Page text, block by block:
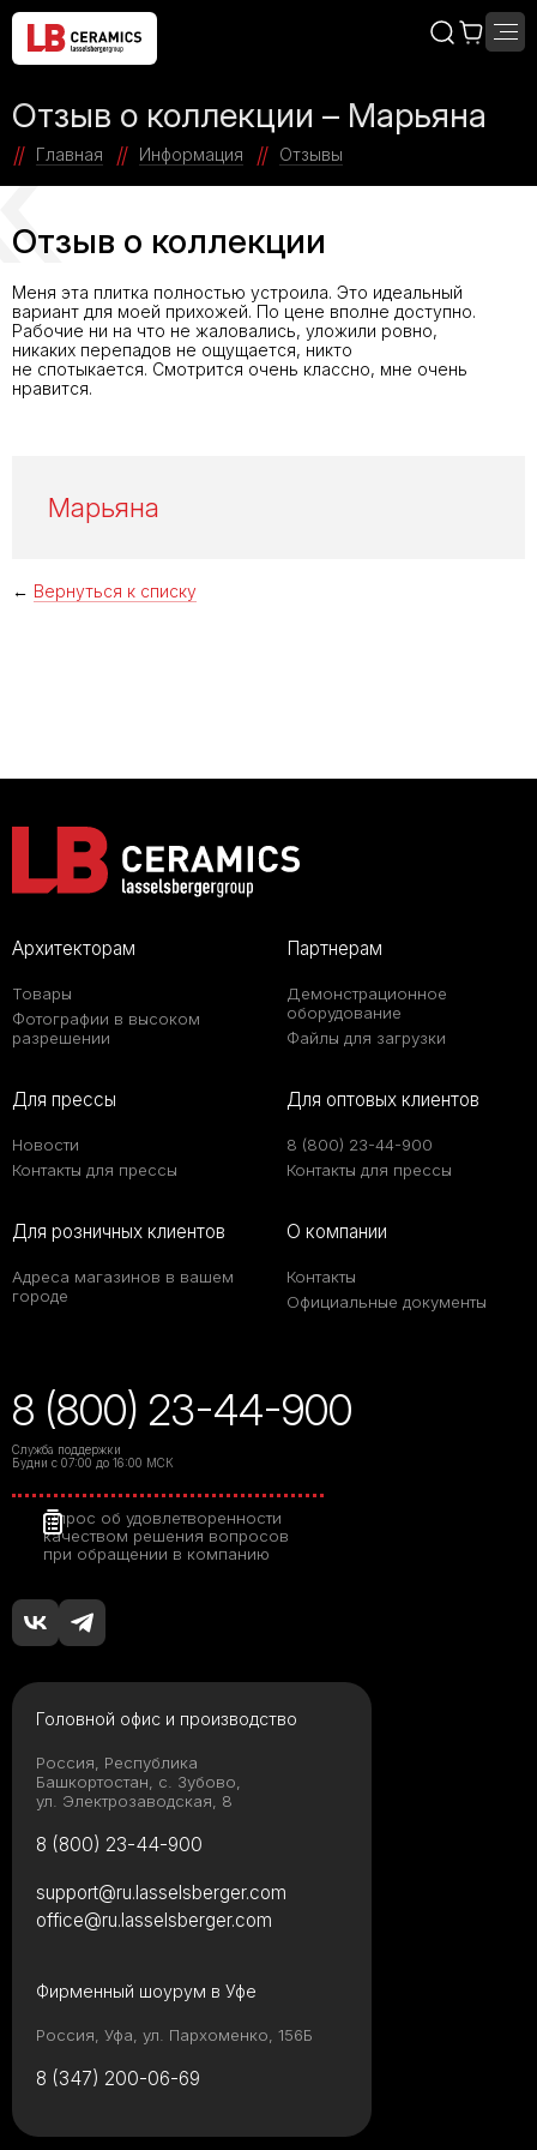
Отзыв о коллекции – Марьяна
Главная Информация Отзывы
Отзыв о коллекции
Меня эта плитка полностью устроила. Это идеальный
вариант для моей прихожей. По цене вполне доступно.
Рабочие ни на что не жаловались, уложили ровно,
никаких перепадов не ощущается, никто
не спотыкается. Смотрится очень классно, мне очень
нравится.
Марьяна
← Вернуться к списку
Архитекторам
Товары
Фотографии в высоком
разрешении
Партнерам
Демонстрационное
оборудование
Файлы для загрузки
Для прессы
Новости
Контакты для прессы
Для оптовых клиентов
8 (800) 23-44-900
Контакты для прессы
Для розничных клиентов
Адреса магазинов в вашем
городе
О компании
Контакты
Официальные документы
8 (800) 23-44-900
Служба поддержки
Будни с 07:00 до 16:00 МСК
Опрос об удовлетворенности
качеством решения вопросов
при обращении в компанию
Головной офис и производство
Россия, Республика
Башкортостан, с. Зубово,
ул. Электрозаводская, 8
8 (800) 23-44-900
Фирменный шоурум в Уфе
Россия, Уфа, ул. Пархоменко, 156Б
8 (347) 200-06-69
support@ru.lasselsberger.com
office@ru.lasselsberger.com